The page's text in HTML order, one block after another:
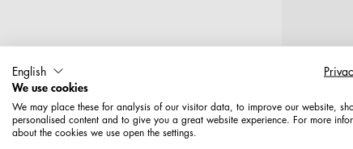
English
We use cookies
We may place these for analysis of our visitor data, to improve our website,
personalised content and to give you a great website experience. For more
about the cookies we use open the settings.